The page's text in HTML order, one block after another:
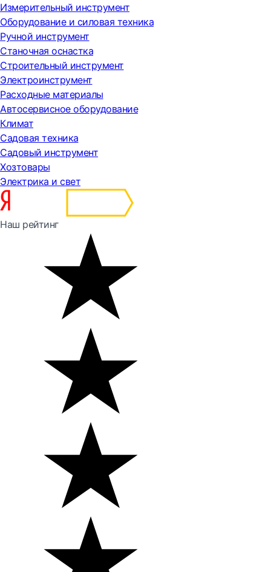
Измерительный инструмент
Оборудование и силовая техника
Ручной инструмент
Станочная оснастка
Строительный инструмент
Электроинструмент
Расходные материалы
Автосервисное оборудование
Климат
Садовая техника
Садовый инструмент
Хозтовары
Электрика и свет
Наш рейтинг